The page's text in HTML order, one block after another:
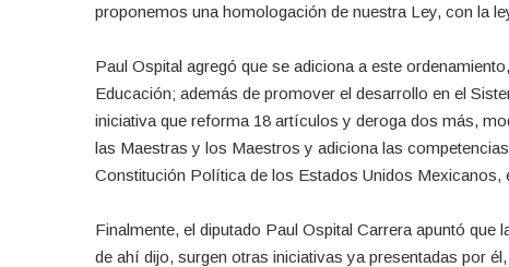
proponemos una homologación de nuestra Ley, con la
Paul Ospital agregó que se adiciona a este
Educación; además de promover el desarrollo en el
iniciativa que reforma 18 artículos y deroga dos más,
las Maestras y los Maestros y adiciona las
Constitución Política de los Estados Unidos Mexicanos,
Finalmente, el diputado Paul Ospital Carrera apuntó
de ahí dijo, surgen otras iniciativas ya presentadas por